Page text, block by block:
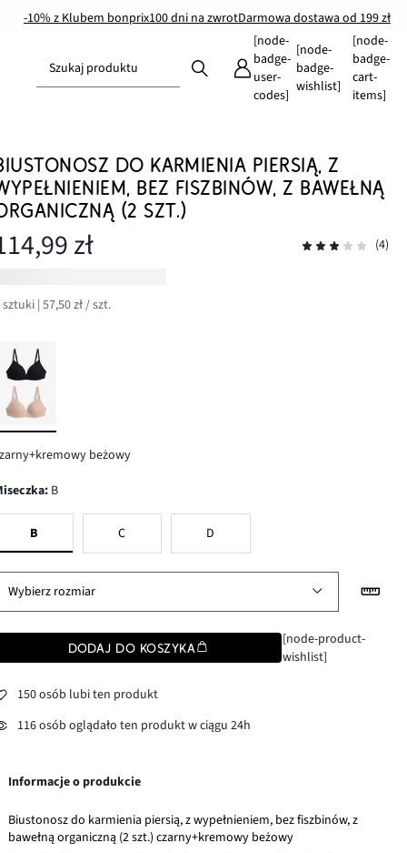
-10% z Klubem bonprix100 dni na zwrotDarmowa dostawa od 199 zł
Szukaj produktu
[node-
badge-
user-
codes]
[node-
badge-
wishlist]
[node-
badge-
cart-
items]
DO KARMIENIA PIERSIĄ, Z
BEZ FISZBINÓW, Z BAWEŁNĄ
(2 SZT.)
zł (4)
sztuki | 57,50 zł / szt.
beżowy
Miseczka: B
B C D
Wybierz rozmiar
DODAJ DO KOSZYKA
[node-product-
wishlist]
150 osób lubi ten produkt
116 osób oglądało ten produkt w ciągu 24h
Informacje o produkcie
Biustonosz do karmienia piersią, z wypełnieniem, bez fiszbinów, z
bawełną organiczną (2 szt.) czarny+kremowy beżowy